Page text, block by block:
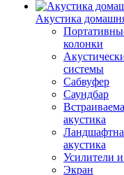
Акустика
колонки
системы
Сабвуфер
Саундбар
акустика
акустика
Усилители
Экран